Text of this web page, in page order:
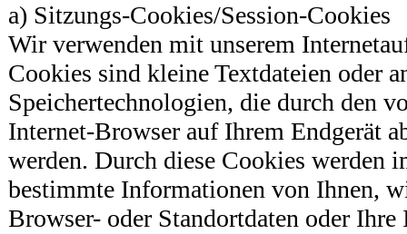
a) Sitzungs-Cookies/Session-Cookies
Wir verwenden mit unserem
Cookies sind kleine Textdateien oder
Speichertechnologien, die durch den
Internet-Browser auf Ihrem Endgerät
werden. Durch diese Cookies werden
bestimmte Informationen von Ihnen,
Browser- oder Standortdaten oder Ihre